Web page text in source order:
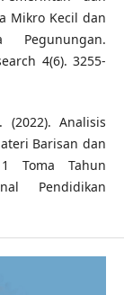
Mikro Kecil dan
Pegunungan.
4(6). 3255-
Analisis
Barisan dan
Toma Tahun
Pendidikan